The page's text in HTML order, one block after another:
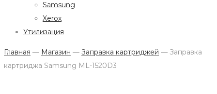
Samsung
Xerox
Утилизация
Главная — Магазин — Заправка картриджей — Заправка
картриджа Samsung ML-1520D3